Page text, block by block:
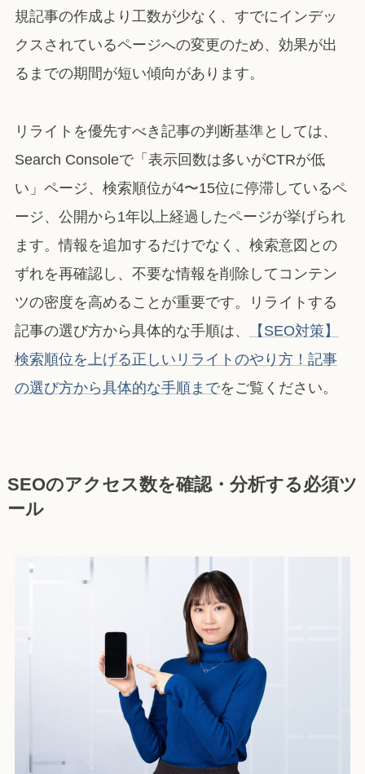
規記事の作成より工数が少なく、すでにインデッ
クスされているページへの変更のため、効果が出
るまでの期間が短い傾向があります。
リライトを優先すべき記事の判断基準としては、
Search Consoleで「表示回数は多いがCTRが低
い」ページ、検索順位が4〜15位に停滞しているペ
ージ、公開から1年以上経過したページが挙げられ
ます。情報を追加するだけでなく、検索意図との
ずれを再確認し、不要な情報を削除してコンテン
ツの密度を高めることが重要です。リライトする
記事の選び方から具体的な手順は、
【SEO対策】
検索順位を上げる正しいリライトのやり方！記事
の選び方から具体的な手順までをご覧ください。
SEOのアクセス数を確認・分析する必須ツ
ール